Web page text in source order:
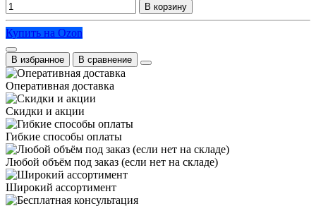
В корзину
Купить на Ozon
В избранное В сравнение
Оперативная доставка
Скидки и акции
Гибкие способы оплаты
Любой объём под заказ (если нет на складе)
Широкий ассортимент